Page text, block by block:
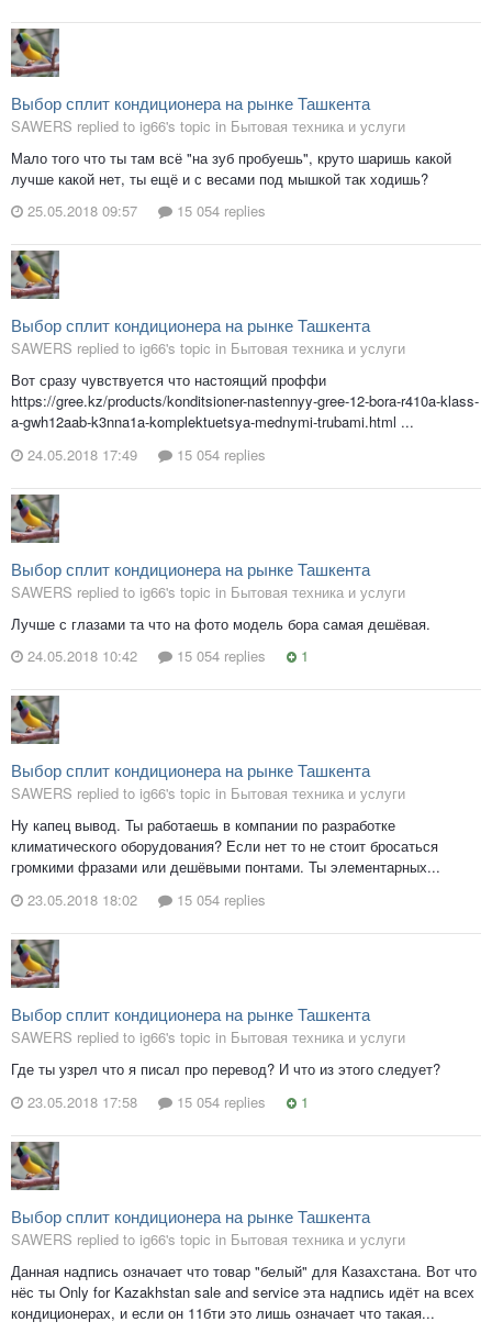
Выбор сплит кондиционера на рынке Ташкента
SAWERS replied to ig66's topic in Бытовая техника и услуги
Мало того что ты там всё "на зуб пробуешь", круто шаришь какой
лучше какой нет, ты ещё и с весами под мышкой так ходишь?
25.05.2018 09:57
15 054 replies
Выбор сплит кондиционера на рынке Ташкента
SAWERS replied to ig66's topic in Бытовая техника и услуги
Вот сразу чувствуется что настоящий проффи
https://gree.kz/products/konditsioner-nastennyy-gree-12-bora-r410a-klass-
a-gwh12aab-k3nna1a-komplektuetsya-mednymi-trubami.html ...
24.05.2018 17:49
15 054 replies
Выбор сплит кондиционера на рынке Ташкента
SAWERS replied to ig66's topic in Бытовая техника и услуги
Лучше с глазами та что на фото модель бора самая дешёвая.
24.05.2018 10:42
15 054 replies 1
Выбор сплит кондиционера на рынке Ташкента
SAWERS replied to ig66's topic in Бытовая техника и услуги
Ну капец вывод. Ты работаешь в компании по разработке
климатического оборудования? Если нет то не стоит бросаться
громкими фразами или дешёвыми понтами. Ты элементарных...
23.05.2018 18:02
15 054 replies
Выбор сплит кондиционера на рынке Ташкента
SAWERS replied to ig66's topic in Бытовая техника и услуги
Где ты узрел что я писал про перевод? И что из этого следует?
23.05.2018 17:58
15 054 replies 1
Выбор сплит кондиционера на рынке Ташкента
SAWERS replied to ig66's topic in Бытовая техника и услуги
Данная надпись означает что товар "белый" для Казахстана. Вот что
нёс ты Only for Kazakhstan sale and service эта надпись идёт на всех
кондиционерах, и если он 11бти это лишь означает что такая...